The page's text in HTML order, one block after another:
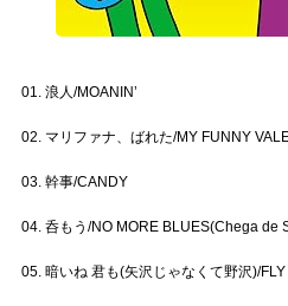
01. 浪人/MOANIN’
02. マリファナ、ばれた/MY FUNNY
03. 幹事/CANDY
04. 呑もう/NO MORE BLUES(Chega de
05. 暗いね 君も(矢沢じゃなくて野沢)/